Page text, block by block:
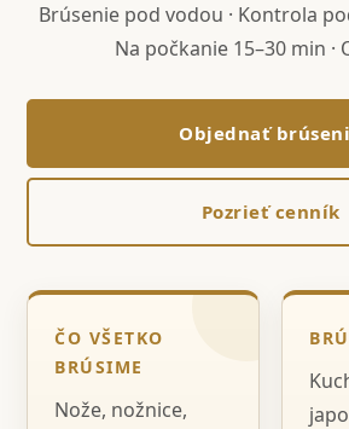
Brúsenie pod vodou · Kontrola
Na počkanie 15–30 min ·
Objednať
Pozrieť cenník
ČO VŠETKO
BRÚSIME
Nože, nožnice,